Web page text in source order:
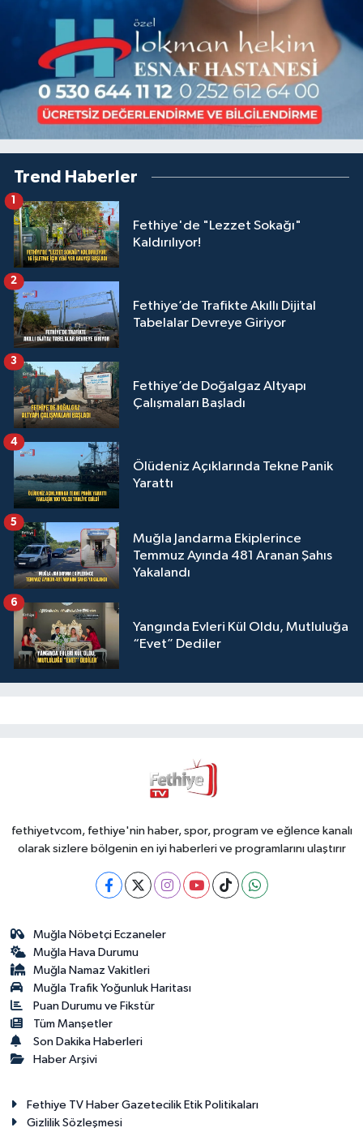
Trend Haberler
Fethiye'de "Lezzet Sokağı"
Kaldırılıyor!
1
Fethiye’de Trafikte Akıllı Dijital
Tabelalar Devreye Giriyor
2
Fethiye’de Doğalgaz Altyapı
Çalışmaları Başladı
3
Ölüdeniz Açıklarında Tekne Panik
Yarattı
4
Muğla Jandarma Ekiplerince
Temmuz Ayında 481 Aranan Şahıs
Yakalandı
5
Yangında Evleri Kül Oldu, Mutluluğa
“Evet” Dediler
6
fethiyetvcom, fethiye'nin haber, spor, program ve eğlence kanalı
olarak sizlere bölgenin en iyi haberleri ve programlarını ulaştırır
Muğla Nöbetçi Eczaneler
Muğla Hava Durumu
Muğla Namaz Vakitleri
Muğla Trafik Yoğunluk Haritası
Puan Durumu ve Fikstür
Tüm Manşetler
Son Dakika Haberleri
Haber Arşivi
Fethiye TV Haber Gazetecilik Etik Politikaları
Gizlilik Sözleşmesi